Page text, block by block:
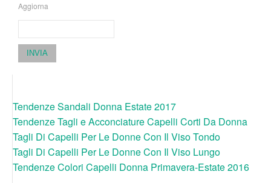
Aggiorna
INVIA
Tendenze Sandali Donna Estate 2017
Tendenze Tagli e Acconciature Capelli Corti Da Donna
Tagli Di Capelli Per Le Donne Con Il Viso Tondo
Tagli Di Capelli Per Le Donne Con Il Viso Lungo
Tendenze Colori Capelli Donna Primavera-Estate 2016